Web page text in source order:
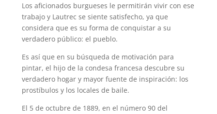
Los aficionados burgueses le permitirán vivir con ese
trabajo y Lautrec se siente satisfecho, ya que
considera que es su forma de conquistar a su
verdadero público: el pueblo.
Es así que en su búsqueda de motivación para
pintar, el hijo de la condesa francesa descubre su
verdadero hogar y mayor fuente de inspiración: los
prostíbulos y los locales de baile.
El 5 de octubre de 1889, en el número 90 del